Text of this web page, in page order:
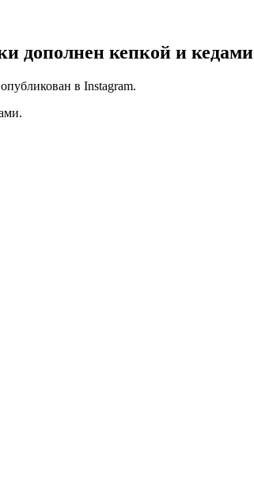
дополнен кепкой и кедами
в Instagram.